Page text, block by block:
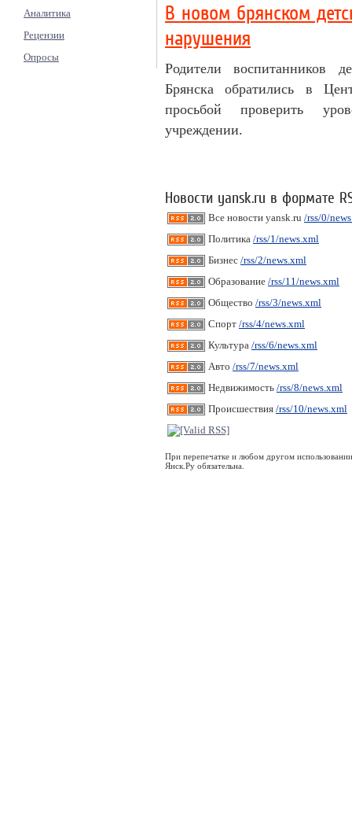
Аналитика
Рецензии
Опросы
В новом брянском
нарушения
Родители воспитанников
Брянска обратились в
просьбой проверить
учреждении.
Новости yansk.ru в формате
Все новости yansk.ru /rss/0/
Политика /rss/1/news.xml
Бизнес /rss/2/news.xml
Образование /rss/11/news.xml
Общество /rss/3/news.xml
Спорт /rss/4/news.xml
Культура /rss/6/news.xml
Авто /rss/7/news.xml
Недвижимость /rss/8/news.xml
Происшествия /rss/10/news.xml
При перепечатке и любом другом
Янск.Ру обязательна.